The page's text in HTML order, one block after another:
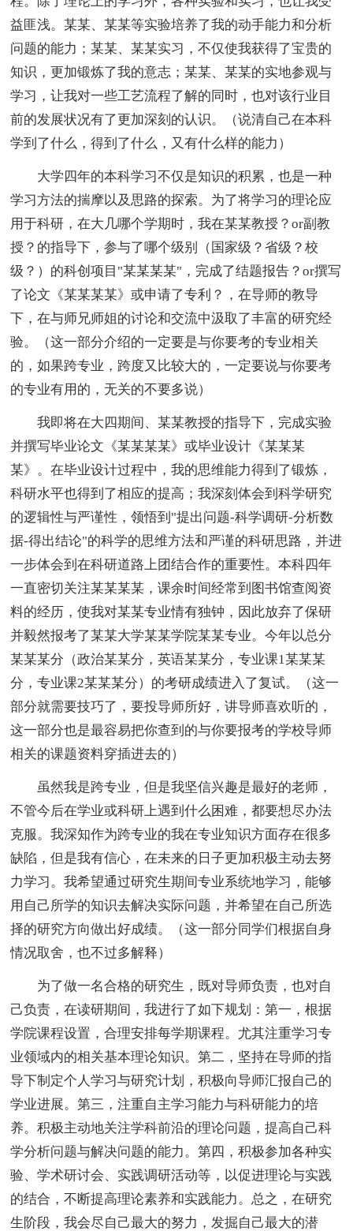
益匪浅。某某、某某等实验培养了我的动手能力和分析
问题的能力；某某、某某实习，不仅使我获得了宝贵的
知识，更加锻炼了我的意志；某某、某某的实地参观与
学习，让我对一些工艺流程了解的同时，也对该行业目
前的发展状况有了更加深刻的认识。（说清自己在本科
学到了什么，得到了什么，又有什么样的能力）
大学四年的本科学习不仅是知识的积累，也是一种
学习方法的揣摩以及思路的探索。为了将学习的理论应
用于科研，在大几哪个学期时，我在某某教授？or副教
授？的指导下，参与了哪个级别（国家级？省级？校
级？）的科创项目"某某某某"，完成了结题报告？or撰写
了论文《某某某某》或申请了专利？，在导师的教导
下，在与师兄师姐的讨论和交流中汲取了丰富的研究经
验。（这一部分介绍的一定要是与你要考的专业相关
的，如果跨专业，跨度又比较大的，一定要说与你要考
的专业有用的，无关的不要多说）
我即将在大四期间、某某教授的指导下，完成实验
并撰写毕业论文《某某某某》或毕业设计《某某某
某》。在毕业设计过程中，我的思维能力得到了锻炼，
科研水平也得到了相应的提高；我深刻体会到科学研究
的逻辑性与严谨性，领悟到"提出问题-科学调研-分析数
据-得出结论"的科学的思维方法和严谨的科研思路，并进
一步体会到在科研道路上团结合作的重要性。本科四年
一直密切关注某某某某，课余时间经常到图书馆查阅资
料的经历，使我对某某专业情有独钟，因此放弃了保研
并毅然报考了某某大学某某学院某某专业。今年以总分
某某某分（政治某某分，英语某某分，专业课1某某某
分，专业课2某某某分）的考研成绩进入了复试。（这一
部分就需要技巧了，要投导师所好，讲导师喜欢听的，
这一部分也是最容易把你查到的与你要报考的学校导师
相关的课题资料穿插进去的）
虽然我是跨专业，但是我坚信兴趣是最好的老师，
不管今后在学业或科研上遇到什么困难，都要想尽办法
克服。我深知作为跨专业的我在专业知识方面存在很多
缺陷，但是我有信心，在未来的日子更加积极主动去努
力学习。我希望通过研究生期间专业系统地学习，能够
用自己所学的知识去解决实际问题，并希望在自己所选
择的研究方向做出好成绩。（这一部分同学们根据自身
情况取舍，也不过多解释）
为了做一名合格的研究生，既对导师负责，也对自
己负责，在读研期间，我进行了如下规划：第一，根据
学院课程设置，合理安排每学期课程。尤其注重学习专
业领域内的相关基本理论知识。第二，坚持在导师的指
导下制定个人学习与研究计划，积极向导师汇报自己的
学业进展。第三，注重自主学习能力与科研能力的培
养。积极主动地关注学科前沿的理论问题，提高自己科
学分析问题与解决问题的能力。第四，积极参加各种实
验、学术研讨会、实践调研活动等，以促进理论与实践
的结合，不断提高理论素养和实践能力。总之，在研究
生阶段，我会尽自己最大的努力，发掘自己最大的潜